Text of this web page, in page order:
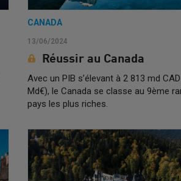
CANADA
13/06/2024
Réussir au Canada
Avec un PIB s’élevant à 2 813 md
Md€), le Canada se classe au 9ème
pays les plus riches.